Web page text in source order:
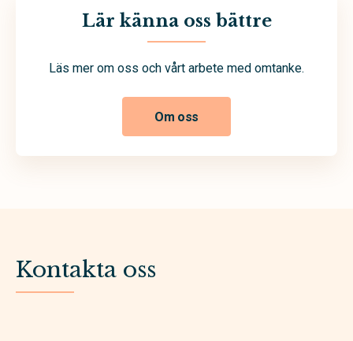
Lär känna oss bättre
Läs mer om oss och vårt arbete med omtanke.
Om oss
Kontakta oss